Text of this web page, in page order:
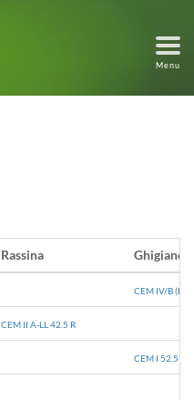
Menu
Rassina Ghigiano
CEM IV/B (P)
CEM II A-LL 42.5 R
CEM I 52.5 R